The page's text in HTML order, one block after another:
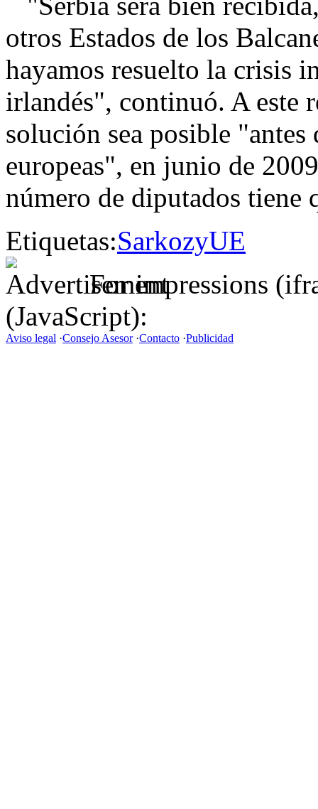
otros Estados de los
hayamos resuelto la crisis
irlandés", continuó. A este
solución sea posible
europeas", en junio de
número de diputados tiene
Etiquetas:SarkozyUE
For impressions
(JavaScript):
Aviso legal ·Consejo Asesor·Contacto ·Publicidad